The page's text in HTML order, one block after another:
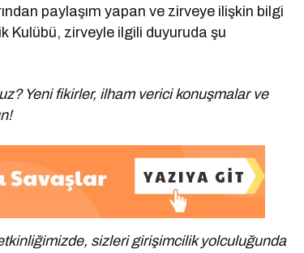
paylaşım yapan ve zirveye ilişkin bilgi
Kulübü, zirveyle ilgili duyuruda şu
Yeni fikirler, ilham verici konuşmalar ve
sizleri girişimcilik yolculuğunda